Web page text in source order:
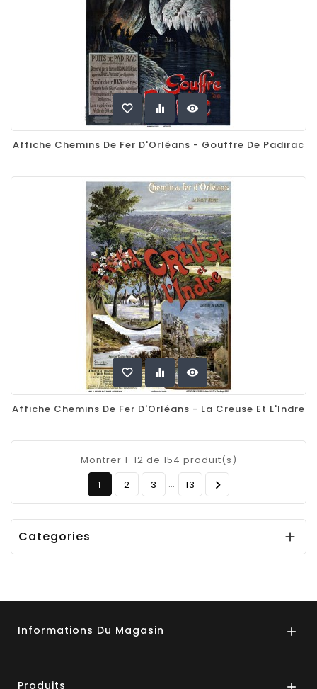
favorite_border equalizer visibility
Affiche Chemins De Fer D'Orléans - Gouffre De Padirac
favorite_border equalizer visibility
Affiche Chemins De Fer D'Orléans - La Creuse Et L'Indre
Montrer 1-12 de 154 produit(s)
1
2 3 … 13 
Categories 
Informations Du Magasin 
Produits